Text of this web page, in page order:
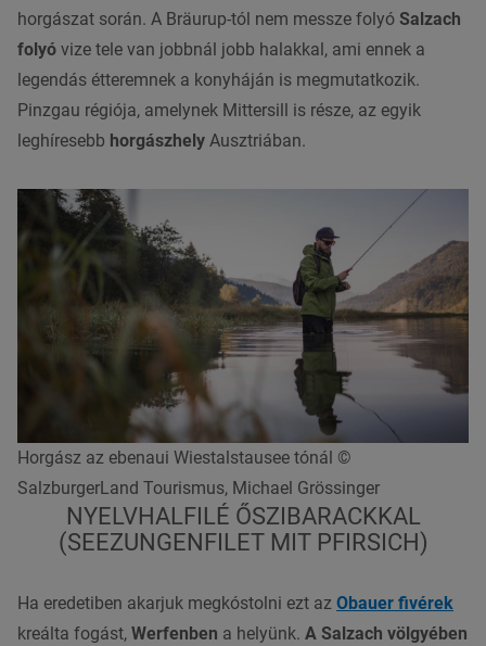
horgászat során. A Bräurup-tól nem messze folyó Salzach
folyó vize tele van jobbnál jobb halakkal, ami ennek a
legendás étteremnek a konyháján is megmutatkozik.
Pinzgau régiója, amelynek Mittersill is része, az egyik
leghíresebb horgászhely Ausztriában.
Horgász az ebenaui Wiestalstausee tónál ©
SalzburgerLand Tourismus, Michael Grössinger
NYELVHALFILÉ ŐSZIBARACKKAL
(SEEZUNGENFILET MIT PFIRSICH)
Ha eredetiben akarjuk megkóstolni ezt az Obauer fivérek
kreálta fogást, Werfenben a helyünk. A Salzach völgyében